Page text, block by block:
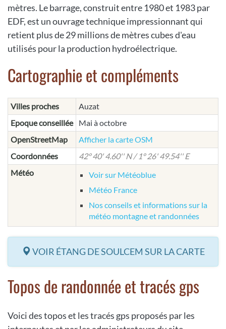
mètres. Le barrage, construit entre 1980 et 1983 par
EDF, est un ouvrage technique impressionnant qui
retient plus de 29 millions de mètres cubes d'eau
utilisés pour la production hydroélectrique.
Cartographie et compléments
Villes proches
Auzat
Epoque conseillée
Mai à octobre
OpenStreetMap
Afficher la carte OSM
Coordonnées
42° 40' 4.60'' N / 1° 26' 49.54'' E
Météo
Voir sur Météoblue
Météo France
Nos conseils et informations sur la
météo montagne et randonnées
VOIR ÉTANG DE SOULCEM SUR LA CARTE
Topos de randonnée et tracés gps
Voici des topos et les tracés gps proposés par les